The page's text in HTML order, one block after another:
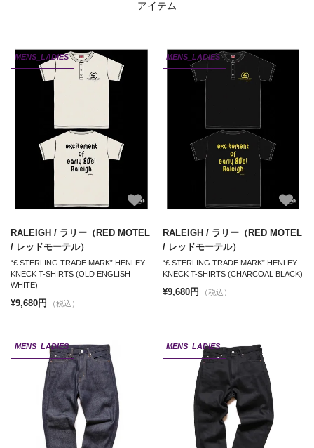
アイテム
MENS_LADIES
RALEIGH / ラリー（RED MOTEL
/ レッドモーテル）
“£ STERLING TRADE MARK” HENLEY
KNECK T-SHIRTS (OLD ENGLISH
WHITE)
¥9,680円 （税込）
MENS_LADIES
RALEIGH / ラリー（RED MOTEL
/ レッドモーテル）
“£ STERLING TRADE MARK” HENLEY
KNECK T-SHIRTS (CHARCOAL BLACK)
¥9,680円 （税込）
MENS_LADIES MENS_LADIES